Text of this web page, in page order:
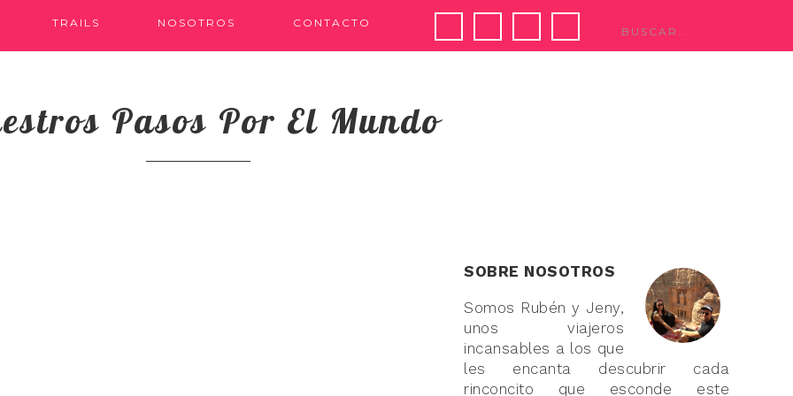
TRAILS NOSOTROS CONTACTO
Pasos Por El Mundo
SOBRE NOSOTROS
Somos Rubén y Jeny,
unos viajeros
incansables a los que
les encanta descubrir cada
rinconcito que esconde este